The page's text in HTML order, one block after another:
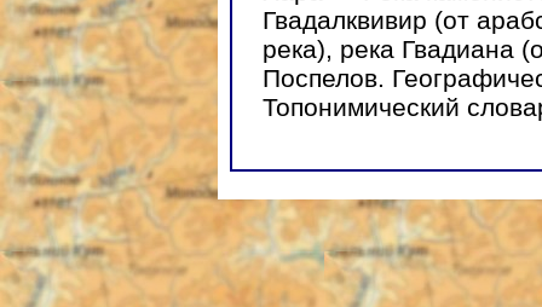
Гвадалквивир (от
река), река Гвадиана
Поспелов.
Топонимический